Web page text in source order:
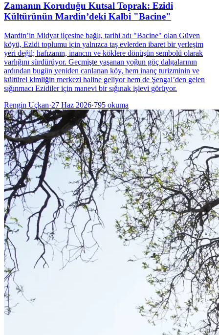
Zamanın Koruduğu Kutsal Toprak: Ezidi
Kültürünün Mardin’deki Kalbi "Bacine"
Mardin’in Midyat ilçesine bağlı, tarihi adı "Bacine" olan Güven
köyü, Ezidi toplumu için yalnızca taş evlerden ibaret bir yerleşim
yeri değil; hafızanın, inancın ve köklere dönüşün sembolü olarak
varlığını sürdürüyor. Geçmişte yaşanan yoğun göç dalgalarının
ardından bugün yeniden canlanan köy, hem inanç turizminin ve
kültürel kimliğin merkezi haline geliyor hem de Şengal’den gelen
sığınmacı Ezidiler için manevi bir sığınak işlevi görüyor.
Rengin Uçkan·27 Haz 2026·795 okuma